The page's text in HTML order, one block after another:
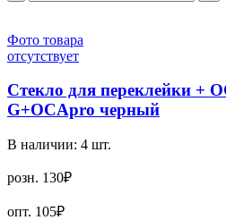
Фото товара
отсутствует
Стекло для переклейки +
G+OCApro черный
В наличии: 4 шт.
розн. 130₽
опт. 105₽